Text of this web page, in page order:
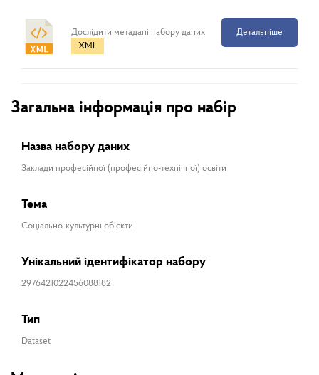
Дослідити метадані набору даних
XML
Детальніше
Загальна інформація про набір
Назва набору даних
Заклади професійної (професійно-технічної) освіти
Тема
Соціально-культурні об’єкти
Унікальний ідентифікатор набору
2976421022456088182
Тип
Dataset